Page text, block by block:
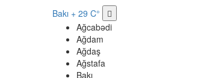
Bakı + 29 C°
Ağcabədi
Ağdam
Ağdaş
Ağstafa
Bakı